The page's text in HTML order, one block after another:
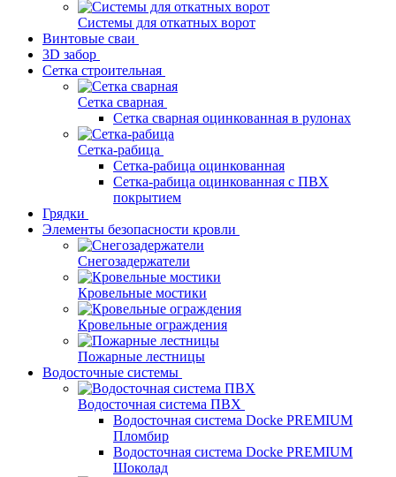
Системы для откатных ворот
Винтовые сваи
3D забор
Сетка строительная
Сетка сварная
Сетка сварная оцинкованная в рулонах
Сетка-рабица
Сетка-рабица оцинкованная
Сетка-рабица оцинкованная с ПВХ
покрытием
Грядки
Элементы безопасности кровли
Снегозадержатели
Кровельные мостики
Кровельные ограждения
Пожарные лестницы
Водосточные системы
Водосточная система ПВХ
Водосточная система Docke PREMIUM
Пломбир
Водосточная система Docke PREMIUM
Шоколад